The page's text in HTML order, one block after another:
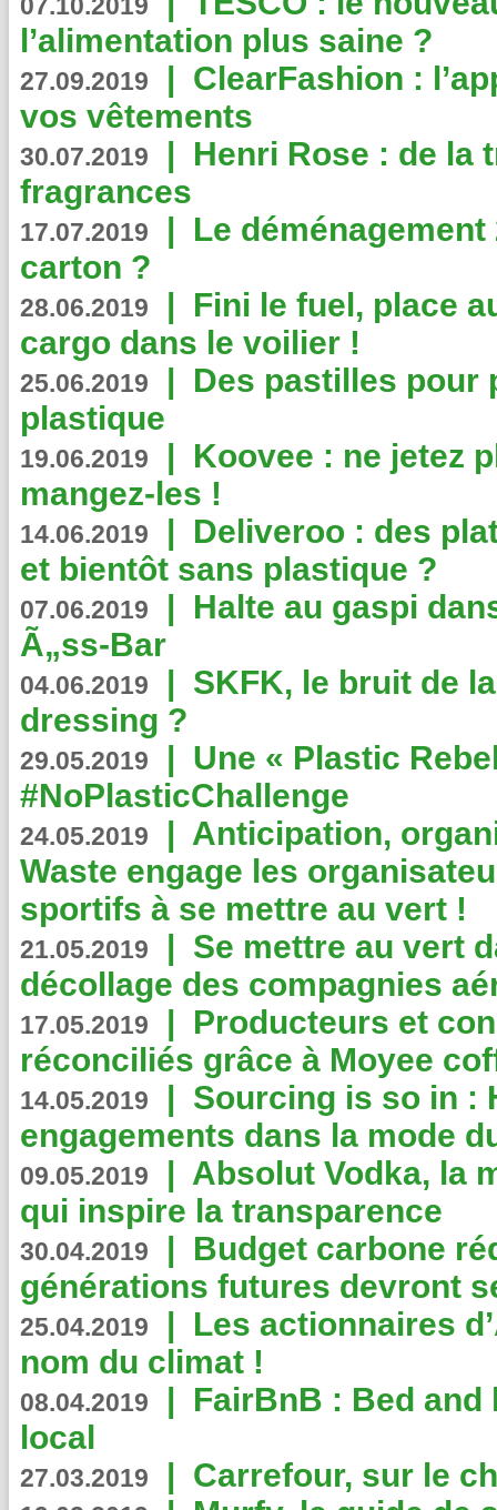
l’alimentation plus saine ?
27.09.2019 | ClearFashion :
vos vêtements
30.07.2019 | Henri Rose : de la
fragrances
17.07.2019 | Le
carton ?
28.06.2019 | Fini le fuel, place
cargo dans le voilier !
25.06.2019 | Des pastilles pour
plastique
19.06.2019 | Koovee : ne jetez
mangez-les !
14.06.2019 | Deliveroo : des
et bientôt sans plastique ?
07.06.2019 | Halte au gaspi
Ã„ss-Bar
04.06.2019 | SKFK, le bruit de
dressing ?
29.05.2019 | Une « Plastic
#NoPlasticChallenge
24.05.2019 | Anticipation,
Waste engage les
sportifs à se mettre au vert !
21.05.2019 | Se mettre au vert
décollage des compagnies
17.05.2019 | Producteurs et
réconciliés grâce à Moyee
14.05.2019 | Sourcing is so in :
engagements dans la mode
09.05.2019 | Absolut Vodka, la
qui inspire la transparence
30.04.2019 | Budget carbone
générations futures devront
25.04.2019 | Les actionnaires
nom du climat !
08.04.2019 | FairBnB : Bed
local
27.03.2019 | Carrefour, sur le